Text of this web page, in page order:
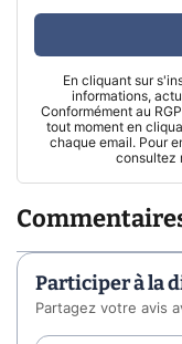
En cliquant sur
informations,
Conformément au
tout moment en
chaque email. Pour
consultez
Participer à la
Partagez votre avis